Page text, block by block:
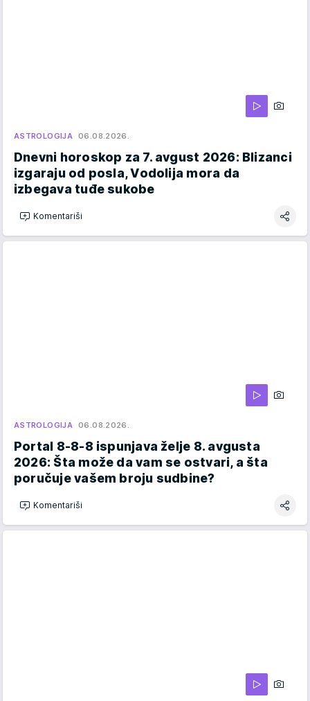
ASTROLOGIJA 06.08.2026.
Dnevni horoskop za 7. avgust 2026: Blizanci
izgaraju od posla, Vodolija mora da
izbegava tuđe sukobe
Komentariši
ASTROLOGIJA 06.08.2026.
Portal 8-8-8 ispunjava želje 8. avgusta
2026: Šta može da vam se ostvari, a šta
poručuje vašem broju sudbine?
Komentariši